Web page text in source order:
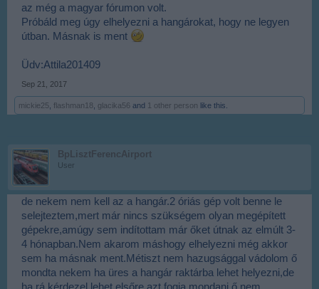
az még a magyar fórumon volt.
Próbáld meg úgy elhelyezni a hangárokat, hogy ne legyen
útban. Másnak is ment
Üdv:Attila201409
Sep 21, 2017
mickie25 flashman18 glacika56 and 1 other person like this.
BpLisztFerencAirport
User
de nekem nem kell az a hangár.2 óriás gép volt benne le
selejteztem,mert már nincs szükségem olyan megépített
gépekre,amúgy sem indítottam már őket útnak az elmúlt 3-
4 hónapban.Nem akarom máshogy elhelyezni még akkor
sem ha másnak ment.Métiszt nem hazugsággal vádolom ő
mondta nekem ha üres a hangár raktárba lehet helyezni,de